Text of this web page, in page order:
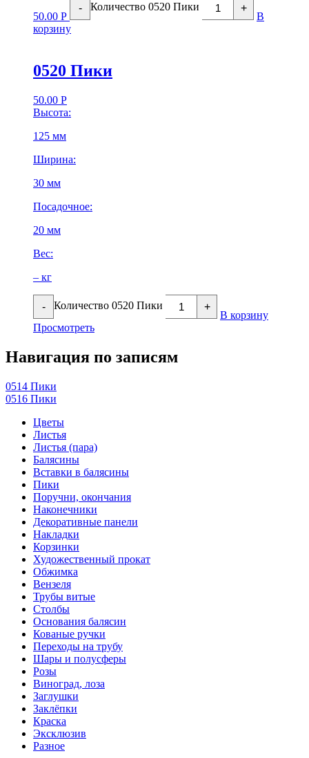
50.00 Р
- Количество 0520 Пики +
В
корзину
0520 Пики
50.00 Р
Высота:
125 мм
Ширина:
30 мм
Посадочное:
20 мм
Вес:
– кг
- Количество 0520 Пики +
В корзину
Просмотреть
Навигация по записям
0514 Пики
0516 Пики
Цветы
Листья
Листья (пара)
Балясины
Вставки в балясины
Пики
Поручни, окончания
Наконечники
Декоративные панели
Накладки
Корзинки
Художественный прокат
Обжимка
Вензеля
Трубы витые
Столбы
Основания балясин
Кованые ручки
Переходы на трубу
Шары и полусферы
Розы
Виноград, лоза
Заглушки
Заклёпки
Краска
Эксклюзив
Разное